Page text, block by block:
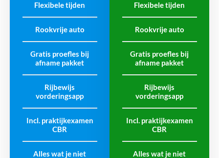
Flexibele tijden
Rookvrije auto
Gratis proefles bij
afname pakket
Rijbewijs
vorderingsapp
Incl. praktijkexamen
CBR
Alles wat je niet
Flexibele tijden
Rookvrije auto
Gratis proefles bij
afname pakket
Rijbewijs
vorderingsapp
Incl. praktijkexamen
CBR
Alles wat je niet